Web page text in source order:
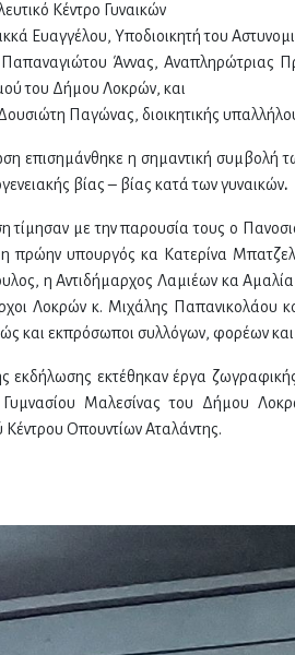
Κέντρο Γυναικών
Ευαγγέλου, Υποδιοικητή του
Άννας, Αναπληρώτριας
του Δήμου Λοκρών, και
Παγώνας, διοικητικής
επισημάνθηκε η σημαντική συμβολή
βίας – βίας κατά των γυναικών.
τίμησαν με την παρουσία τους ο
πρώην υπουργός κα Κατερίνα
η Αντιδήμαρχος Λαμιέων κα
Λοκρών κ. Μιχάλης
και εκπρόσωποι συλλόγων, φορέων και
εκδήλωσης εκτέθηκαν έργα
Μαλεσίνας του Δήμου
Κέντρου Οπουντίων Αταλάντης.